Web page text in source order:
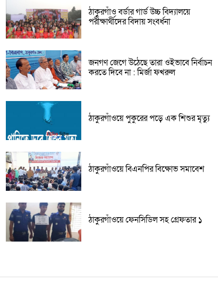
ঠাকুরগাঁও বর্ডার গার্ড উচ্চ বিদ্যালয়ে
পরীক্ষার্থীদের বিদায় সংবর্ধনা
জনগণ জেগে উঠেছে তারা ওইভাবে নির্বাচন
করতে দিবে না : মির্জা ফখরুল
ঠাকুরগাঁওয়ে পুকুরের পড়ে এক শিশুর মৃত্যু
ঠাকুরগাঁওয়ে বিএনপির বিক্ষোভ সমাবেশ
ঠাকুরগাঁওয়ে ফেনসিডিল সহ গ্রেফতার ১